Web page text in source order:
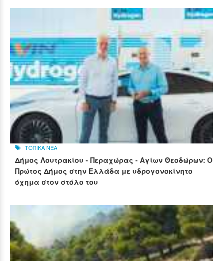
ΤΟΠΙΚΑ ΝΕΑ
Δήμος Λουτρακίου - Περαχώρας - Αγίων Θεοδώρων: Ο
Πρώτος Δήμος στην Ελλάδα με υδρογονοκίνητο
όχημα στον στόλο του